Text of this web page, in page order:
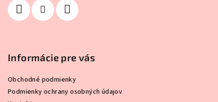
Informácie pre vás
Obchodné podmienky
Podmienky ochrany osobných údajov